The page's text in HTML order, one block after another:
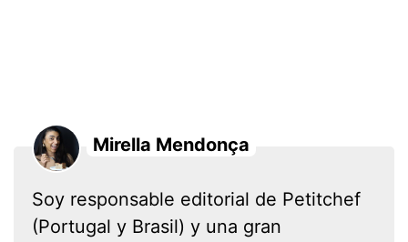
Mirella Mendonça
Soy responsable editorial de Petitchef
(Portugal y Brasil) y una gran